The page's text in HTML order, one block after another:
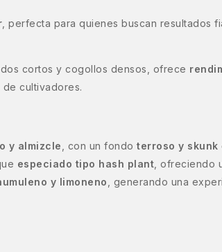
, perfecta para quienes buscan
cortos y cogollos densos, ofrece
cultivadores.
y almizcle , con un fondo terroso y skunk
especiado tipo hash plant , ofreciendo
y limoneno , generando una